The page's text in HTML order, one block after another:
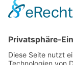
Langfristiges
Flexibilität […]
Impressum
Datenschutz